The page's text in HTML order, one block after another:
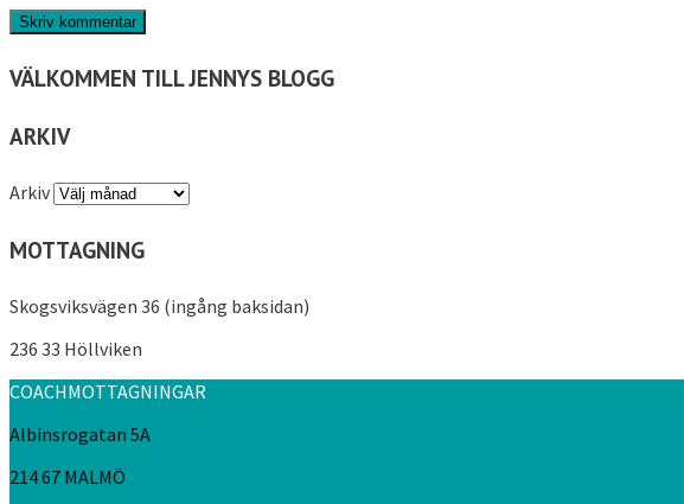
VÄLKOMMEN TILL JENNYS BLOGG
ARKIV
Arkiv
MOTTAGNING
Skogsviksvägen 36 (ingång baksidan)
236 33 Höllviken
COACHMOTTAGNINGAR
Albinsrogatan 5A
214 67 MALMÖ